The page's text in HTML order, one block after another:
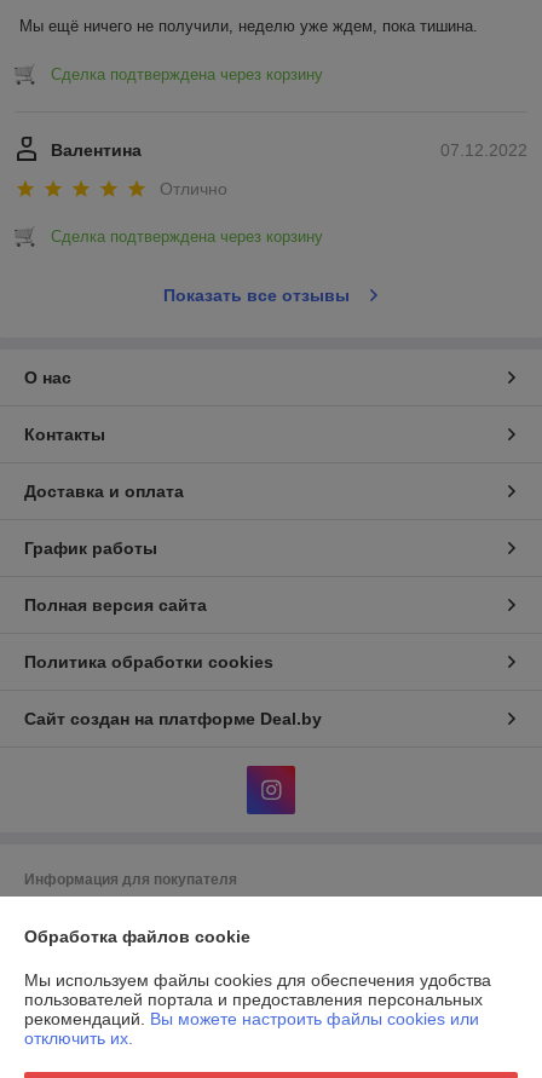
Мы ещё ничего не получили, неделю уже ждем, пока тишина.
Сделка подтверждена через корзину
07.12.2022
Валентина
Отлично
Сделка подтверждена через корзину
Показать все отзывы
О нас
Контакты
Доставка и оплата
График работы
Полная версия сайта
Политика обработки cookies
Сайт создан на платформе Deal.by
Информация для покупателя
"Комфорт статус"
Общество с ограниченной ответственностью "Комфорт статус"
Регистрационный номер ЕГР: 193352140
УНП: 193352140
Обработка файлов cookie
Мы используем файлы cookies для обеспечения удобства
пользователей портала и предоставления персональных
рекомендаций. Вы можете настроить файлы cookies или
отключить их.